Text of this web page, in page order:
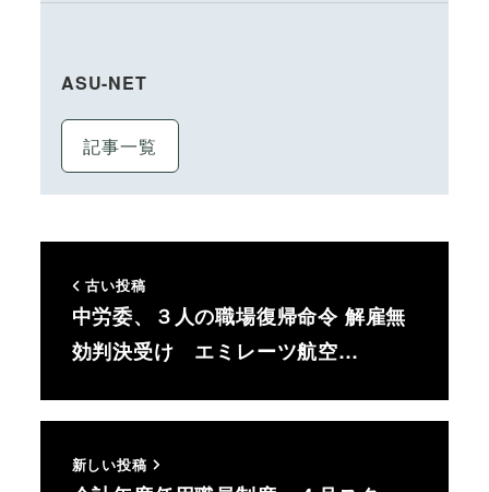
ASU-NET
記事一覧
古い投稿
中労委、３人の職場復帰命令 解雇無
効判決受け エミレーツ航空…
新しい投稿